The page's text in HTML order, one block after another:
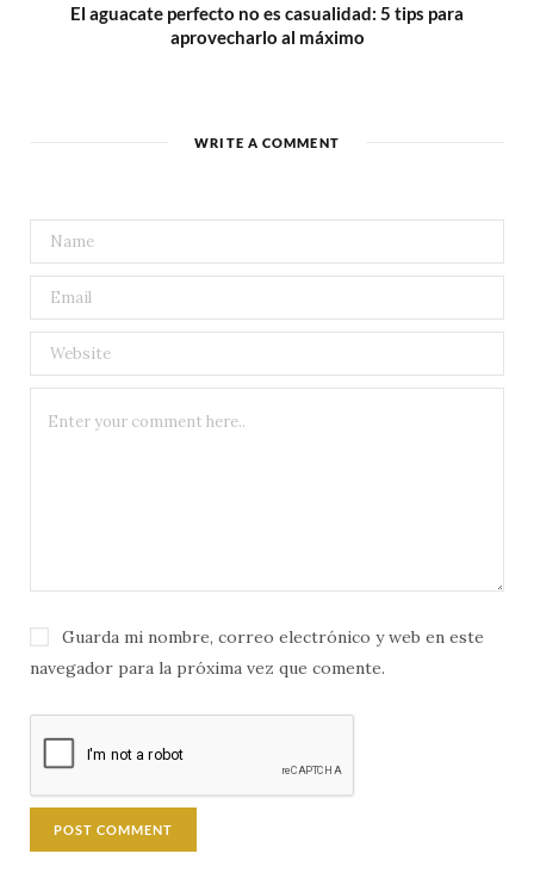
El aguacate perfecto no es casualidad: 5 tips para
aprovecharlo al máximo
WRITE A COMMENT
Guarda mi nombre, correo electrónico y web en este
navegador para la próxima vez que comente.